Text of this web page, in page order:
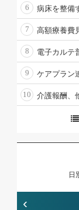
6 病床を整備
7 高額療養費
8 電子カルテ
9 ケアプラン
10 介護報酬、
日
‹